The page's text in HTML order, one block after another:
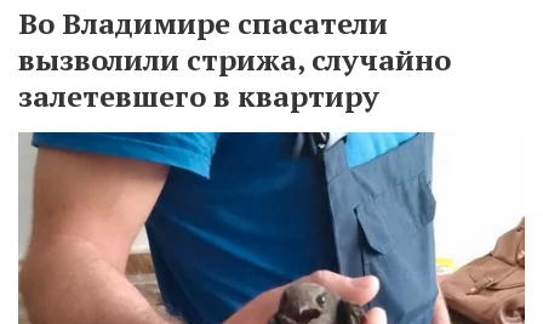
Во Владимире спасатели
вызволили стрижа, случайно
залетевшего в квартиру